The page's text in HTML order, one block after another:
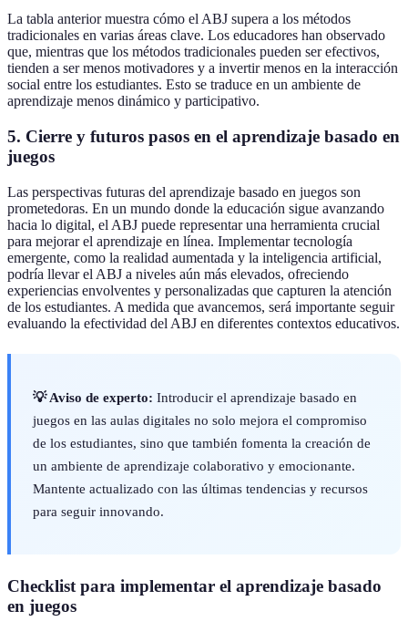
La tabla anterior muestra cómo el ABJ supera a los métodos
tradicionales en varias áreas clave. Los educadores han observado
que, mientras que los métodos tradicionales pueden ser efectivos,
tienden a ser menos motivadores y a invertir menos en la interacción
social entre los estudiantes. Esto se traduce en un ambiente de
aprendizaje menos dinámico y participativo.
5. Cierre y futuros pasos en el aprendizaje basado en
juegos
Las perspectivas futuras del aprendizaje basado en juegos son
prometedoras. En un mundo donde la educación sigue avanzando
hacia lo digital, el ABJ puede representar una herramienta crucial
para mejorar el aprendizaje en línea. Implementar tecnología
emergente, como la realidad aumentada y la inteligencia artificial,
podría llevar el ABJ a niveles aún más elevados, ofreciendo
experiencias envolventes y personalizadas que capturen la atención
de los estudiantes. A medida que avancemos, será importante seguir
evaluando la efectividad del ABJ en diferentes contextos educativos.
💡 Aviso de experto: Introducir el aprendizaje basado en
juegos en las aulas digitales no solo mejora el compromiso
de los estudiantes, sino que también fomenta la creación de
un ambiente de aprendizaje colaborativo y emocionante.
Mantente actualizado con las últimas tendencias y recursos
para seguir innovando.
Checklist para implementar el aprendizaje basado
en juegos